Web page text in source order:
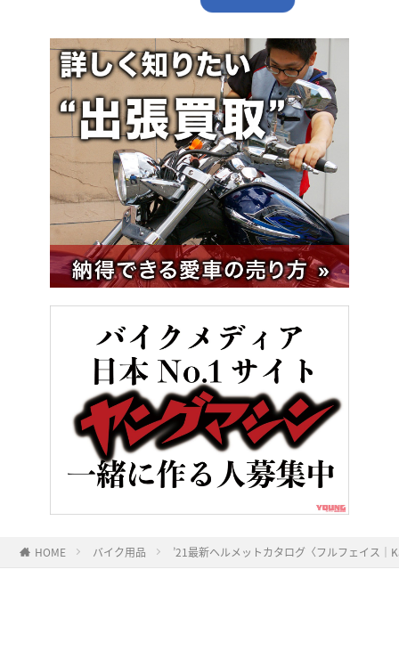
HOME バイク用品 ’21最新ヘルメットカタログ〈フルフェイス